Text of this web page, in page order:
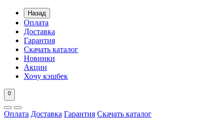
Назад
Оплата
Доставка
Гарантия
Скачать каталог
Новинки
Акции
Хочу кэшбек
0
Оплата Доставка Гарантия Скачать каталог